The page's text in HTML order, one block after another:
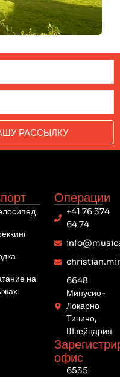
РАССЫЛКУ
на
Операции
+41 76 374
64 74
6648
Минусио-
Локарно
Тичино,
Швейцария
офис
6535